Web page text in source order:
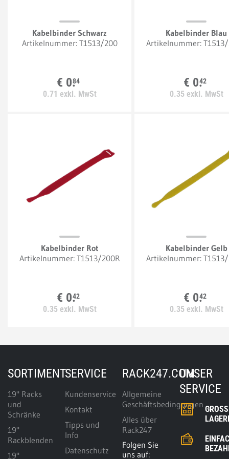
Kabelbinder Schwarz
Artikelnummer: T1513/200
€ 0.84
0.71 exkl. MwSt
Kabelbinder Blau
Artikelnummer:
€ 0.42
0.35 exkl. MwSt
Kabelbinder Rot
Artikelnummer: T1513/200R
€ 0.42
0.35 exkl. MwSt
Kabelbinder Gelb
Artikelnummer:
€ 0.42
0.35 exkl. MwSt
SORTIMENT
19" Racks
und
Schränke
19"
Rackblenden
19"
SERVICE
Kundenservice
Kontakt
Tipps und
Info
Datenschutz
RACK247.COM
Allgemeine
Geschäftsbedingungen
Alles über
Rack247
Folgen Sie
uns auf:
UNSER
SERVICE